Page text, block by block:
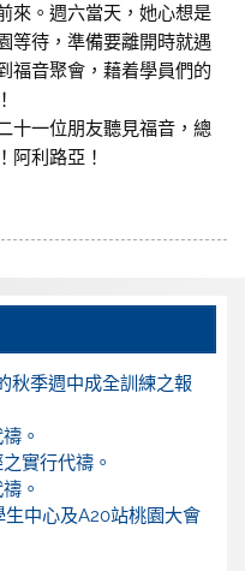
來。週六當天，她心想是
等待，準備要離開時就遇
福音聚會，藉着學員們的
十一位朋友聽見福音，總
阿利路亞！
秋季週中成全訓練之報
。
實行代禱。
。
中心及A20站桃園大會